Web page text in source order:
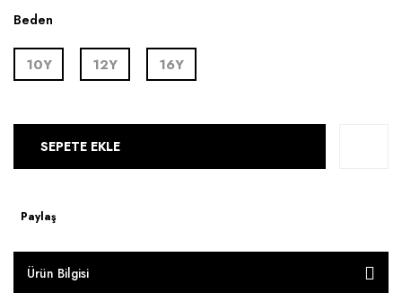
Beden
10Y 12Y 16Y
SEPETE EKLE
Paylaş
Ürün Bilgisi